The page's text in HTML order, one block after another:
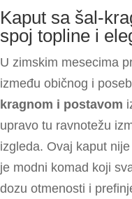
Kaput sa šal-
spoj topline i
U zimskim mesecima
između običnog i
kragnom i postavom
upravo tu ravnotežu
izgleda. Ovaj kaput
je modni komad koji
dozu otmenosti i